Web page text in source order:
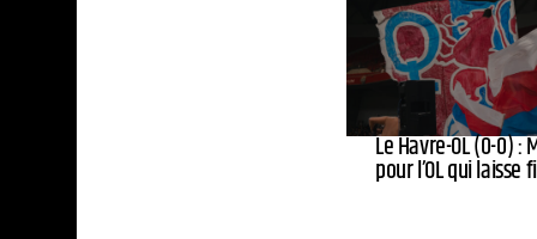
Le Havre-OL (0-0)
pour l’OL qui laisse